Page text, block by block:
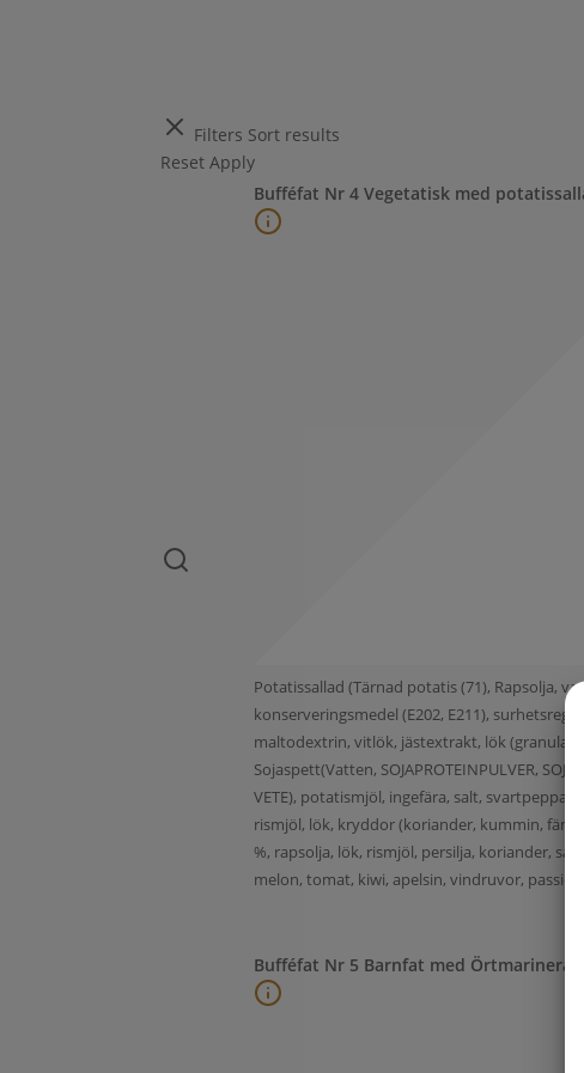
Filters Sort results
ResetApply
Bufféfat Nr 4 Vegetatisk med
Potatissallad (Tärnad potatis (71), Rapsolja,
konserveringsmedel (E202, E211),
maltodextrin, vitlök, jästextrakt, lök
Sojaspett(Vatten, SOJAPROTEINPULVER,
VETE), potatismjöl, ingefära, salt,
rismjöl, lök, kryddor (koriander, kummin,
%, rapsolja, lök, rismjöl, persilja, koriander,
melon, tomat, kiwi, apelsin, vindruvor,
Bufféfat Nr 5 Barnfat med Örtmarinerad